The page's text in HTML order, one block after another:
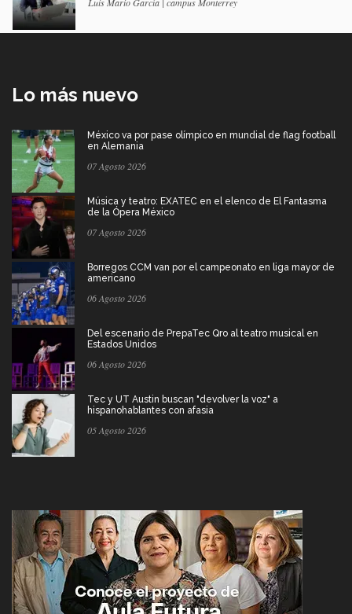
Lo más nuevo
México va por pase olímpico en mundial de flag football
en Alemania
07 Agosto 2026
Música y teatro: EXATEC en el elenco de El Fantasma
de la Ópera México
07 Agosto 2026
Borregos CCM van por el campeonato en liga mayor de
americano
06 Agosto 2026
Del escenario de PrepaTec Qro al teatro musical en
Estados Unidos
06 Agosto 2026
Tec y UT Austin buscan "devolver la voz" a
hispanohablantes con afasia
05 Agosto 2026